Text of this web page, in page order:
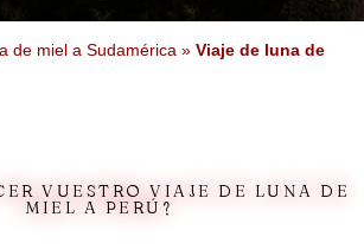
de miel a Sudamérica » Viaje de luna de
VUESTRO VIAJE DE LUNA DE
MIEL A PERÚ?